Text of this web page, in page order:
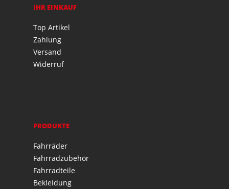
IHR EINKAUF
Top Artikel
Zahlung
Versand
Widerruf
PRODUKTE
Fahrräder
Fahrradzubehör
Fahrradteile
Bekleidung